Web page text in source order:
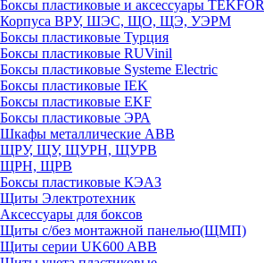
Боксы пластиковые и аксессуары TEKFOR
Корпуса ВРУ, ШЭС, ЩО, ЩЭ, УЭРМ
Боксы пластиковые Турция
Боксы пластиковые RUVinil
Боксы пластиковые Systeme Electric
Боксы пластиковые IEK
Боксы пластиковые EKF
Боксы пластиковые ЭРА
Шкафы металлические ABB
ЩРУ, ЩУ, ЩУРН, ЩУРВ
ЩРН, ЩРВ
Боксы пластиковые КЭАЗ
Щиты Электротехник
Аксессуары для боксов
Щиты с/без монтажной панелью(ЩМП)
Щиты серии UK600 ABB